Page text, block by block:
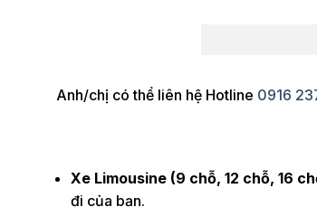
Anh/chị có thể liên hệ Hotline 0916
Xe Limousine (9 chỗ, 12 chỗ, 16
đi của bạn.